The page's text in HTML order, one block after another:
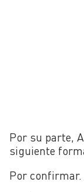
Por su parte,
siguiente
Por confirmar.